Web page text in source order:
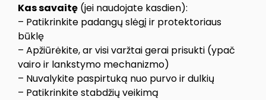
Kas savaitę (jei naudojate kasdien):
– Patikrinkite padangų slėgį ir protektoriaus
būklę
– Apžiūrėkite, ar visi varžtai gerai prisukti (ypač
vairo ir lankstymo mechanizmo)
– Nuvalykite paspirtuką nuo purvo ir dulkių
– Patikrinkite stabdžių veikimą